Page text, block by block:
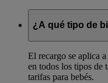
¿A qué tipo de
El recargo se aplica
en todos los tipos de
tarifas para bebés.